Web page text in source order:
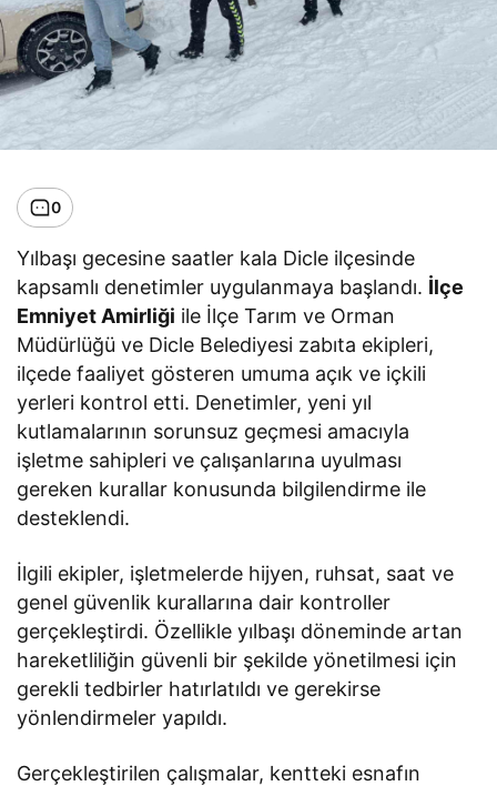
0
Yılbaşı gecesine saatler kala Dicle ilçesinde
kapsamlı denetimler uygulanmaya başlandı. İlçe
Emniyet Amirliği ile İlçe Tarım ve Orman
Müdürlüğü ve Dicle Belediyesi zabıta ekipleri,
ilçede faaliyet gösteren umuma açık ve içkili
yerleri kontrol etti. Denetimler, yeni yıl
kutlamalarının sorunsuz geçmesi amacıyla
işletme sahipleri ve çalışanlarına uyulması
gereken kurallar konusunda bilgilendirme ile
desteklendi.
İlgili ekipler, işletmelerde hijyen, ruhsat, saat ve
genel güvenlik kurallarına dair kontroller
gerçekleştirdi. Özellikle yılbaşı döneminde artan
hareketliliğin güvenli bir şekilde yönetilmesi için
gerekli tedbirler hatırlatıldı ve gerekirse
yönlendirmeler yapıldı.
Gerçekleştirilen çalışmalar, kentteki esnafın